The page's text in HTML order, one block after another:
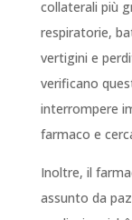
collaterali più
respiratorie,
vertigini e
verificano
interrompere
farmaco e
Inoltre, il
assunto da